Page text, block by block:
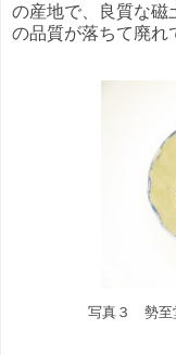
の産地で、良質な磁
の品質が落ちて廃れ
写真３ 勢至